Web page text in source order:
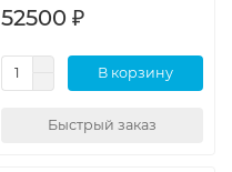
52500 ₽
В корзину
Быстрый заказ